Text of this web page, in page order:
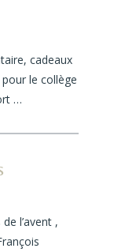
cadeaux
le collège
…
l’avent ,